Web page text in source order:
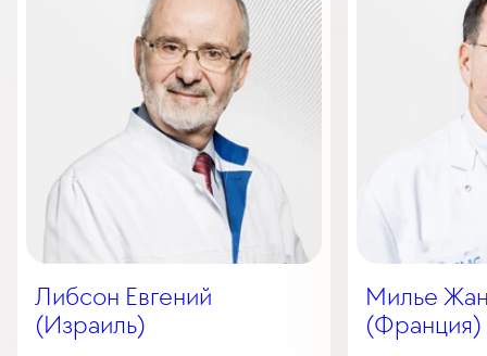
Либсон Евгений
(Израиль)
Милье
(Франция)